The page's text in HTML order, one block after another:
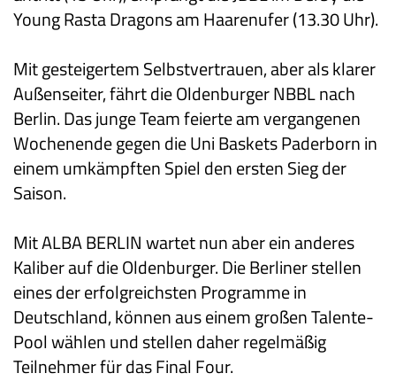
Young Rasta Dragons am Haarenufer (13.30 Uhr).
Mit gesteigertem Selbstvertrauen, aber als klarer
Außenseiter, fährt die Oldenburger NBBL nach
Berlin. Das junge Team feierte am vergangenen
Wochenende gegen die Uni Baskets Paderborn in
einem umkämpften Spiel den ersten Sieg der
Saison.
Mit ALBA BERLIN wartet nun aber ein anderes
Kaliber auf die Oldenburger. Die Berliner stellen
eines der erfolgreichsten Programme in
Deutschland, können aus einem großen Talente-
Pool wählen und stellen daher regelmäßig
Teilnehmer für das Final Four.